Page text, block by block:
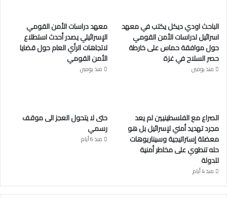
ك
u
b
e
ر
ا
الباحث اودي ديكل يكتب في معهد
اسرائيل لدراسات الأمن القومي
حول موافقة حماس على خارطة
حصر السلاح في غزة
منذ يومين
معهد دراسات الأمن القومي
الإسرائيلي يصدر أحدث استطلاع
لاتجاهات الرأي العام حول قضايا
الأمن القومي
منذ يومين
الصراع مع الفلسطينيين لم يعد
مجرد تهديد أمني لإسرائيل بل هو
معضلة إستراتيجية وسيناريوهات
حله تنطوي على مخاطر أمنية
للدولة
منذ 4 أيام
حتى لا يتحول العجز الى موقف
رسمي
منذ 6 أيام